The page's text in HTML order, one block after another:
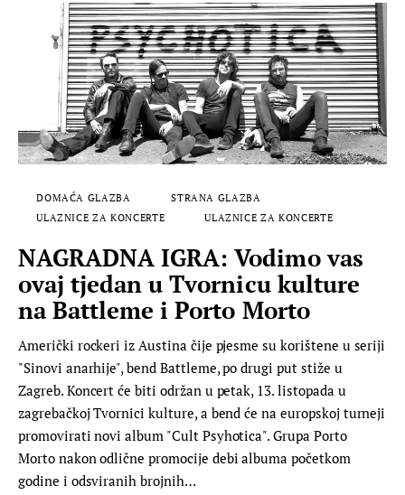
DOMAĆA GLAZBA
STRANA GLAZBA
ULAZNICE ZA KONCERTE
ULAZNICE ZA KONCERTE
NAGRADNA IGRA: Vodimo vas
ovaj tjedan u Tvornicu kulture
na Battleme i Porto Morto
Američki rockeri iz Austina čije pjesme su korištene u seriji
"Sinovi anarhije", bend Battleme, po drugi put stiže u
Zagreb. Koncert će biti održan u petak, 13. listopada u
zagrebačkoj Tvornici kulture, a bend će na europskoj turneji
promovirati novi album "Cult Psyhotica". Grupa Porto
Morto nakon odlične promocije debi albuma početkom
godine i odsviranih brojnih…